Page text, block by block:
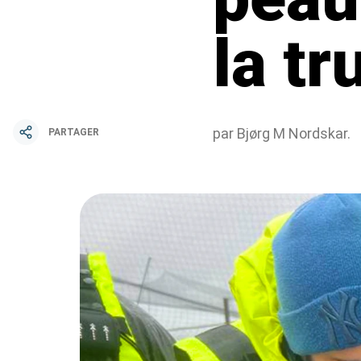
PARTAGER
la
par Bjørg M Nordskar.